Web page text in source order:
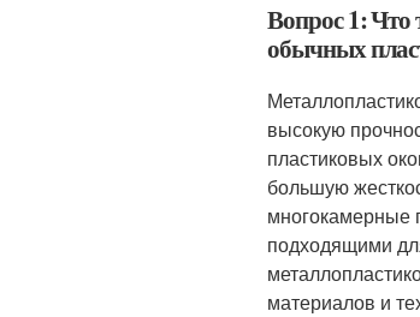
Вопрос 1: Что
обычных
высокую
пластиковых
большую
многокамерные
подходящими
материалов и